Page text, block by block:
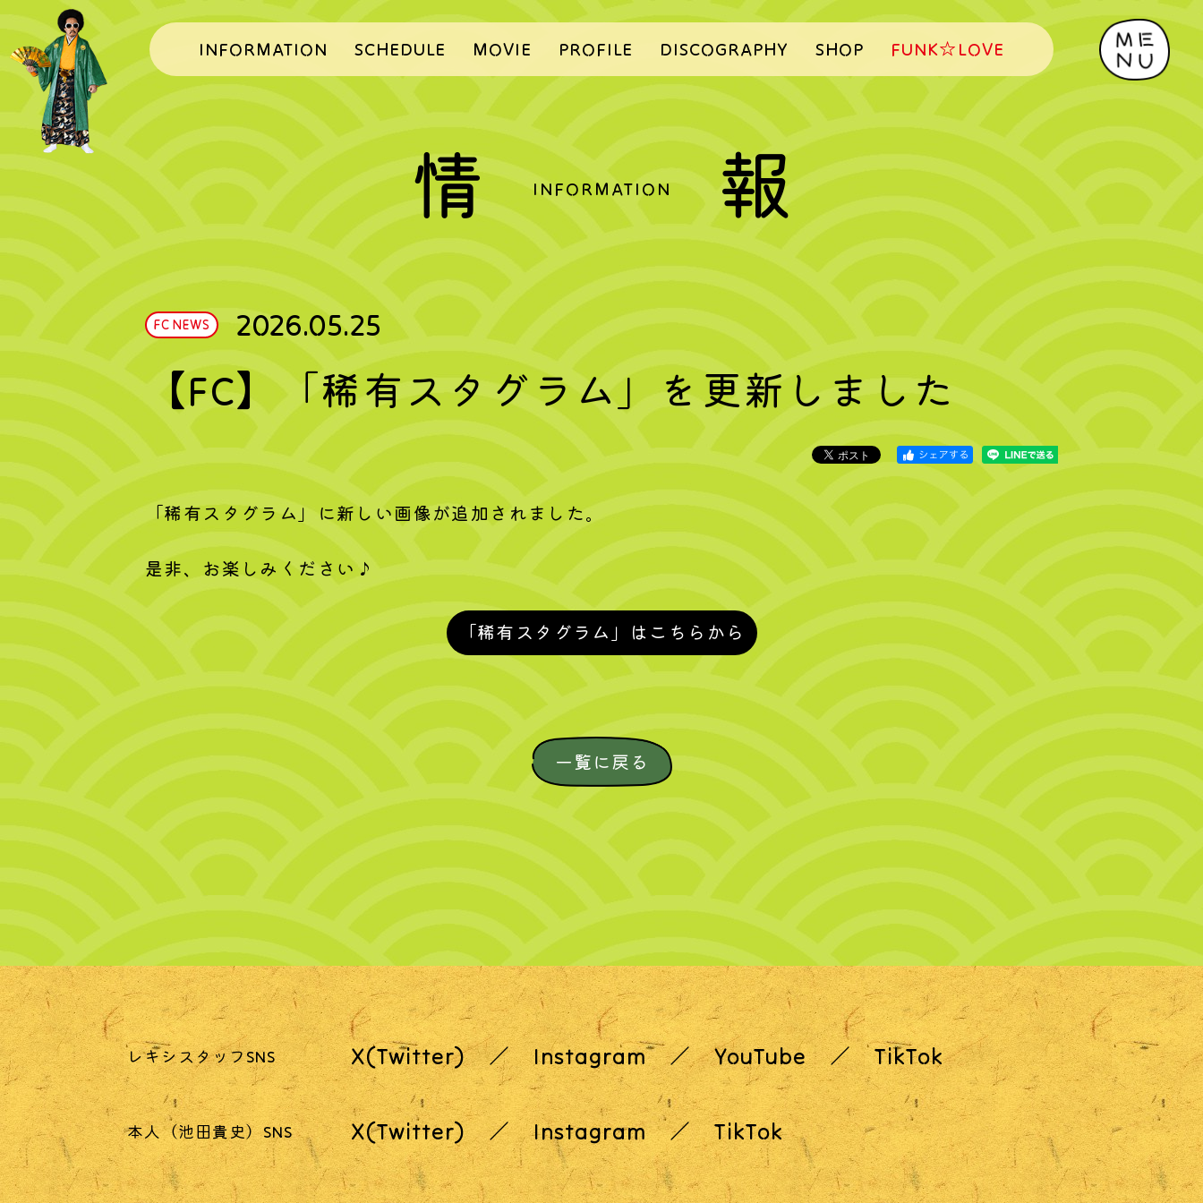
INFORMATION SCHEDULE MOVIE PROFILE DISCOGRAPHY SHOP FUNK☆LOVE
INFORMATION
情 報
FC NEWS 2026.05.25
【FC】「稀有スタグラム」を更新しました
「稀有スタグラム」に新しい画像が追加されました。
是非、お楽しみください♪
「稀有スタグラム」はこちらから
一覧に戻る
レキシスタッフSNS X(Twitter) Instagram YouTube TikTok
本人（池田貴史）SNS X(Twitter) Instagram TikTok